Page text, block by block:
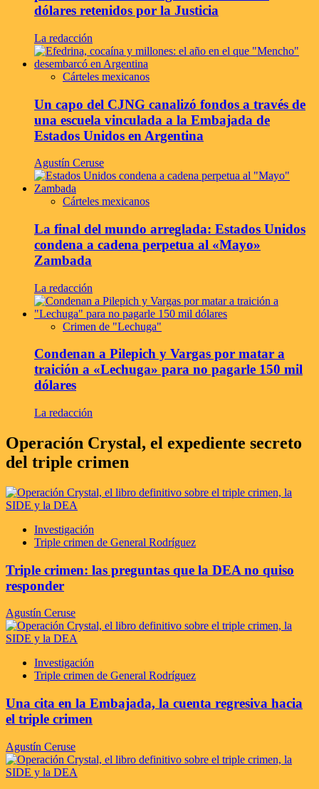
dólares retenidos por la Justicia
La redacción
Cárteles mexicanos
Un capo del CJNG canalizó fondos a través de
una escuela vinculada a la Embajada de
Estados Unidos en Argentina
Agustín Ceruse
Cárteles mexicanos
La final del mundo arreglada: Estados Unidos
condena a cadena perpetua al «Mayo»
Zambada
La redacción
Crimen de "Lechuga"
Condenan a Pilepich y Vargas por matar a
traición a «Lechuga» para no pagarle 150 mil
dólares
La redacción
Operación Crystal, el expediente secreto
del triple crimen
Investigación
Triple crimen de General Rodríguez
Triple crimen: las preguntas que la DEA no quiso
responder
Agustín Ceruse
Investigación
Triple crimen de General Rodríguez
Una cita en la Embajada, la cuenta regresiva hacia
el triple crimen
Agustín Ceruse